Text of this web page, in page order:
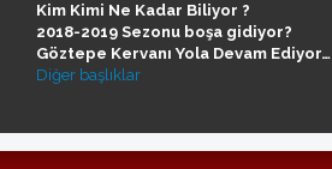
Kim Kimi Ne Kadar Biliyor ?
2018-2019 Sezonu boşa gidiyor?
Göztepe Kervanı Yola Devam Ediyor…
Diğer başlıklar